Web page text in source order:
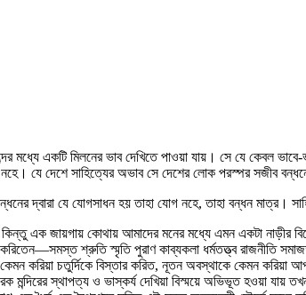
একটি মিলনের ভাব দেখিতে পাওয়া যায়। সে যে কেবল
যে দেশে সাহিত্যের অভাব সে দেশের লোক পরস্পর সজীব বন্ধনে
দ্বারা যে যোগসাধন হয় তাহা যোগ নহে, তাহা বন্ধন মাত্র।
এক জায়গায় কোথায় আমাদের মনের মধ্যে এমন একটা নাড়ীর
শ্রুতি স্মৃতি পুরাণ কাব্যকলা ধর্মতত্ত্ব রাজনীতি
করিয়া চতুর্দিকে বিস্তার করিত, নূতন অবস্থাকে কেমন করিয়া
মন্দিরের স্থাপত্য ও ভাস্কর্য দেখিয়া বিস্ময়ে অভিভূত হওয়া